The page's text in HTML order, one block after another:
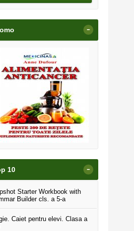
-
10 -
Starter Workbook with
Builder cls. a 5-a
Caiet pentru elevi. Clasa a